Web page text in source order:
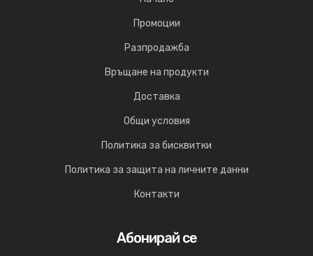
Промоции
Разпродажба
Връщане на продукти
Доставка
Общи условия
Политика за бисквитки
Политика за защита на личните данни
Контакти
Абонирай се